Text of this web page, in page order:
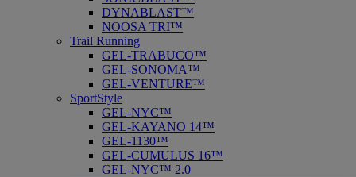
DYNABLAST™
NOOSA TRI™
Trail Running
GEL-TRABUCO™
GEL-SONOMA™
GEL-VENTURE™
SportStyle
GEL-NYC™
GEL-KAYANO 14™
GEL-1130™
GEL-CUMULUS 16™
GEL-NYC™ 2.0